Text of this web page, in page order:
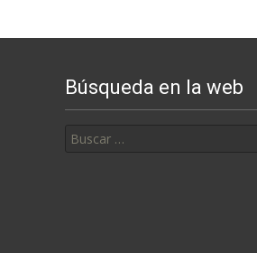
Búsqueda en la web